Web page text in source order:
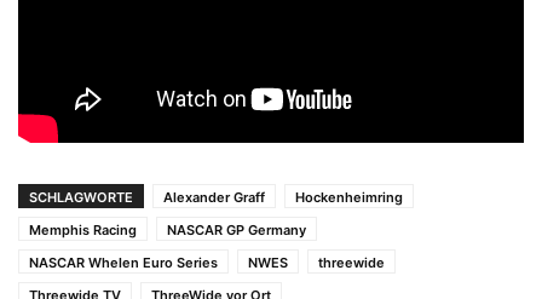
SCHLAGWORTE Alexander Graff
Hockenheimring
Memphis Racing
NASCAR GP Germany
NASCAR Whelen Euro Series
NWES
threewide